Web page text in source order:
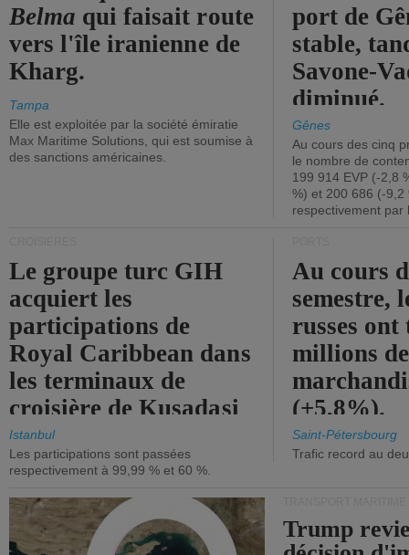
Belma qui faisait route
vers l'île iranienne de
Kharg.
Tampa
Elle est exploitée par la société émiratie
Max Maritime Solutions, qui est soumise à
des sanctions américaines.
port de
stable,
Savone-
diminué.
Gênes
Au cours des cinq
le nombre de
199 914 EVP (-2,8
%) et 200 686 (-9,2
respectivement par
Le groupe turc GIH
acquiert les
participations de
Royal Caribbean dans
les terminaux de
croisière de Kusadasi
et de Lisbonne.
Istanbul
Les participations sont passées
respectivement à 99,99 % et 60 %.
Au cours
semestre,
russes
millions
(+5,8%).
Saint-Pétersbourg
Trafic record au
Trump